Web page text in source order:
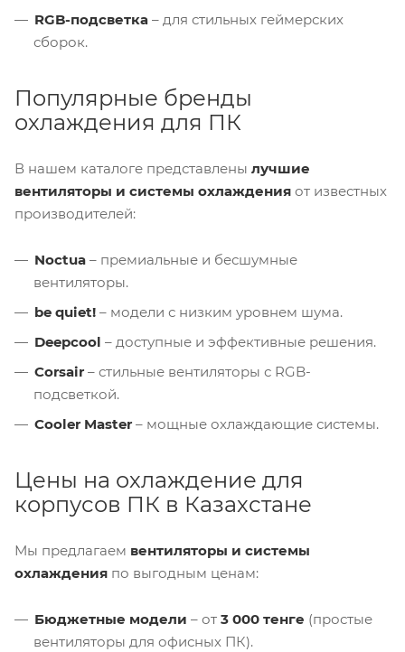
RGB-подсветка – для стильных геймерских
сборок.
Популярные бренды
охлаждения для ПК
В нашем каталоге представлены лучшие
вентиляторы и системы охлаждения от известных
производителей:
Noctua – премиальные и бесшумные
вентиляторы.
be quiet! – модели с низким уровнем шума.
Deepcool – доступные и эффективные решения.
Corsair – стильные вентиляторы с RGB-
подсветкой.
Cooler Master – мощные охлаждающие системы.
Цены на охлаждение для
корпусов ПК в Казахстане
Мы предлагаем вентиляторы и системы
охлаждения по выгодным ценам:
Бюджетные модели – от 3 000 тенге (простые
вентиляторы для офисных ПК).